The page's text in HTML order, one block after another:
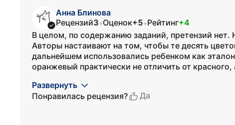
Анна Блинова
Рецензий3•Оценок+5•Рейтинг+4
В целом, по содержанию заданий, претензий нет.
Авторы настаивают на том, чтобы те десять
дальнейшем использовались ребенком как
оранжевый практически не отличить от
Развернуть
Понравилась рецензия?
Да